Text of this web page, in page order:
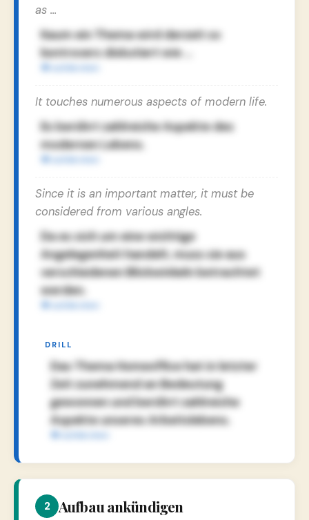
as …
Kaum ein Thema wird derzeit so
kontrovers diskutiert wie …
It touches numerous aspects of modern life.
Es berührt zahlreiche Aspekte des
modernen Lebens.
Since it is an important matter, it must be
considered from various angles.
Da es sich um eine wichtige
Angelegenheit handelt, muss sie aus
verschiedenen Blickwinkeln betrachtet
werden.
DRILL
Das Thema Homeoffice hat in letzter
Zeit zunehmend an Bedeutung
gewonnen und berührt zahlreiche
Aspekte unseres Arbeitslebens.
2 Aufbau ankündigen